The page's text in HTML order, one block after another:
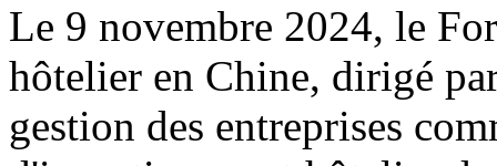
Le 9 novembre 2024, le
hôtelier en Chine, dirigé
gestion des entreprises